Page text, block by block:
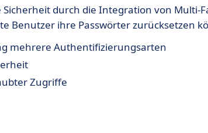
Sicherheit durch die Integration von Multi-
Benutzer ihre Passwörter zurücksetzen
mehrere Authentifizierungsarten
Zugriffe